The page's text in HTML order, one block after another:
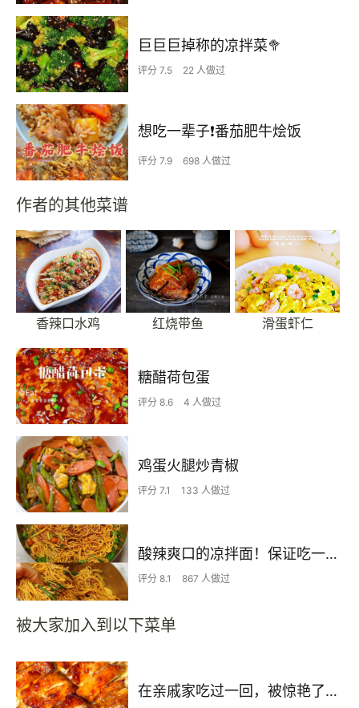
巨巨巨掉称的凉拌菜🥦
评分 7.5 22 人做过
想吃一辈子❗️番茄肥牛烩饭
评分 7.9 698 人做过
作者的其他菜谱
香辣口水鸡 红烧带鱼 滑蛋虾仁
糖醋荷包蛋
评分 8.6 4 人做过
鸡蛋火腿炒青椒
评分 7.1 133 人做过
酸辣爽口的凉拌面！保证吃一次就上瘾
评分 8.1 867 人做过
被大家加入到以下菜单
在亲戚家吃过一回，被惊艳了…